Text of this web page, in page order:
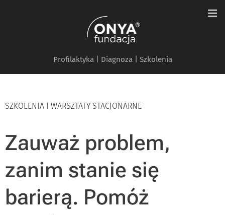
Profilaktyka | Diagnoza | Szkolenia
SZKOLENIA I WARSZTATY STACJONARNE
Zauważ problem,
zanim stanie się
barierą. Pomóż